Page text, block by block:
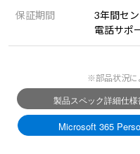
保証期間
3年間セ
電話サポ
※部品状況に